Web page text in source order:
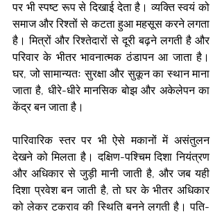
पर भी स्पष्ट रूप से दिखाई देता है। व्यक्ति स्वयं को
समाज और रिश्तों से कटता हुआ महसूस करने लगता
है। मित्रों और रिश्तेदारों से दूरी बढ़ने लगती है और
परिवार के भीतर भावनात्मक ठंडापन आ जाता है।
घर, जो सामान्यतः सुरक्षा और सुकून का स्थान माना
जाता है, धीरे-धीरे मानसिक बोझ और अकेलेपन का
केंद्र बन जाता है।
पारिवारिक स्तर पर भी ऐसे मकानों में असंतुलन
देखने को मिलता है। दक्षिण-पश्चिम दिशा नियंत्रण
और अधिकार से जुड़ी मानी जाती है, और जब यही
दिशा प्रवेश बन जाती है, तो घर के भीतर अधिकार
को लेकर टकराव की स्थिति बनने लगती है। पति-